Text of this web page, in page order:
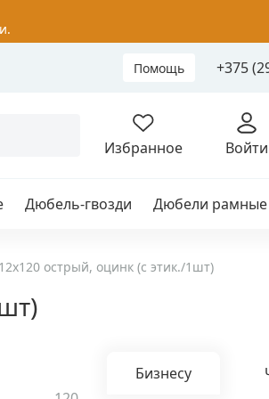
Помощь +375
Избранное Войти
Дюбель-гвозди Дюбели рамные
острый, оцинк (с этик./1шт)
Бизнесу